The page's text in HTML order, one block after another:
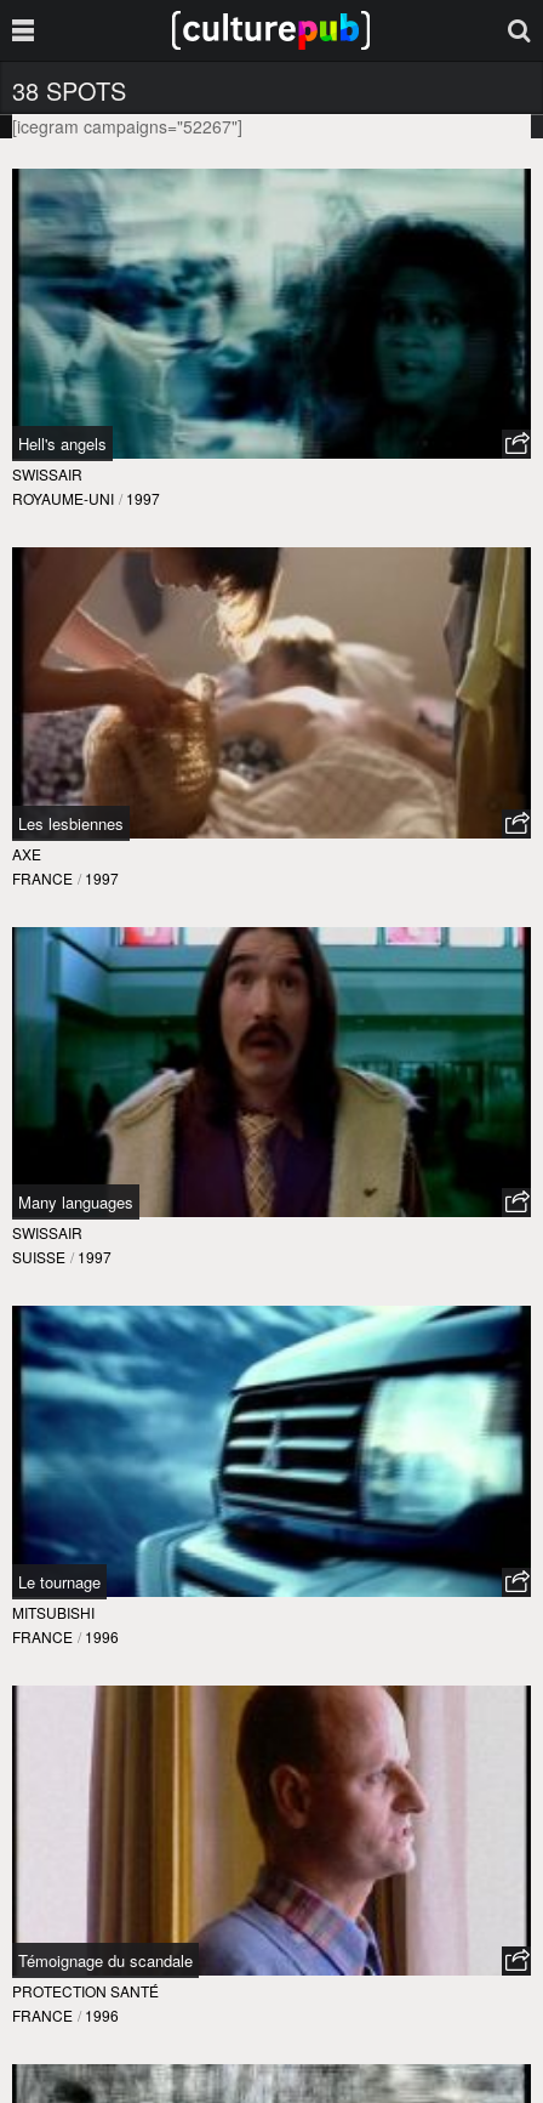
38 SPOTS
[icegram campaigns="52267"]
Hell's angels
SWISSAIR
ROYAUME-UNI / 1997
Les lesbiennes
AXE
FRANCE / 1997
Many languages
SWISSAIR
SUISSE / 1997
Le tournage
MITSUBISHI
FRANCE / 1996
Témoignage du scandale
PROTECTION SANTÉ
FRANCE / 1996